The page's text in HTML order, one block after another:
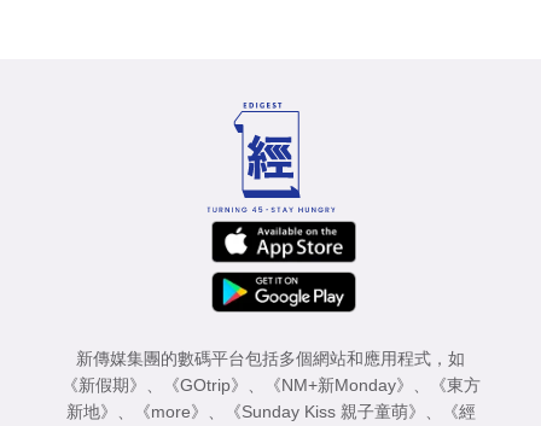
新傳媒集團的數碼平台包括多個網站和應用程式，如
《新假期》
《GOtrip》 《NM+新Monday》
《東方
新地》
《more》 《Sunday Kiss 親子童萌》
《經